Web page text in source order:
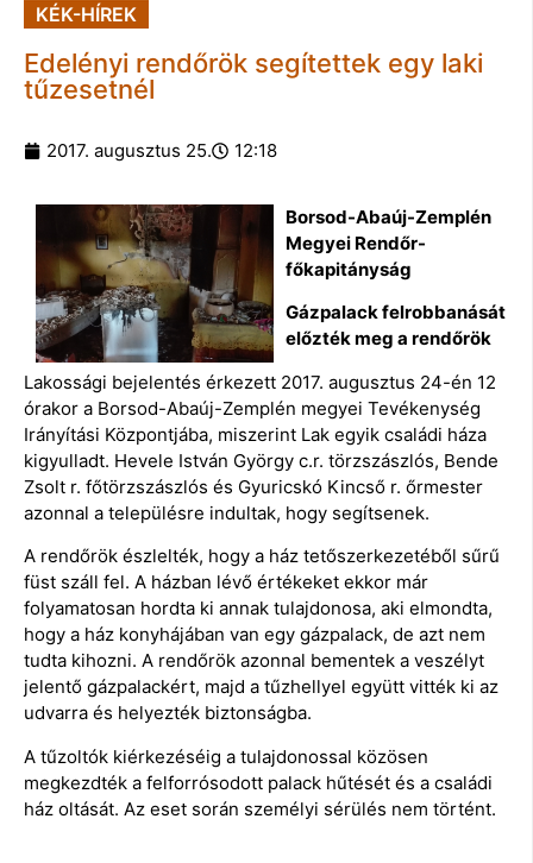
KÉK-HÍREK
Edelényi rendőrök segítettek egy laki
tűzesetnél
2017. augusztus 25. 12:18
Borsod-Abaúj-Zemplén
Megyei Rendőr-
főkapitányság
Gázpalack felrobbanását
előzték meg a rendőrök
Lakossági bejelentés érkezett 2017. augusztus 24-én 12
órakor a Borsod-Abaúj-Zemplén megyei Tevékenység
Irányítási Központjába, miszerint Lak egyik családi háza
kigyulladt. Hevele István György c.r. törzszászlós, Bende
Zsolt r. főtörzszászlós és Gyuricskó Kincső r. őrmester
azonnal a településre indultak, hogy segítsenek.
A rendőrök észlelték, hogy a ház tetőszerkezetéből sűrű
füst száll fel. A házban lévő értékeket ekkor már
folyamatosan hordta ki annak tulajdonosa, aki elmondta,
hogy a ház konyhájában van egy gázpalack, de azt nem
tudta kihozni. A rendőrök azonnal bementek a veszélyt
jelentő gázpalackért, majd a tűzhellyel együtt vitték ki az
udvarra és helyezték biztonságba.
A tűzoltók kiérkezéséig a tulajdonossal közösen
megkezdték a felforrósodott palack hűtését és a családi
ház oltását. Az eset során személyi sérülés nem történt.